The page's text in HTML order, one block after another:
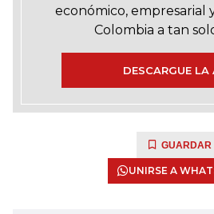
económico, empresarial
Colombia a tan
DESCARGUE LA
GUARDAR
UNIRSE A